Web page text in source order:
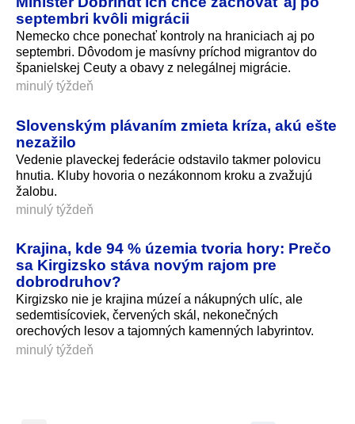
septembri kvôli migrácii
Nemecko chce ponechať kontroly na hraniciach aj po
septembri. Dôvodom je masívny príchod migrantov do
španielskej Ceuty a obavy z nelegálnej migrácie.
minulý týždeň
Slovenským plávaním zmieta kríza, akú ešte
nezažilo
Vedenie plaveckej federácie odstavilo takmer polovicu
hnutia. Kluby hovoria o nezákonnom kroku a zvažujú
žalobu.
minulý týždeň
Krajina, kde 94 % územia tvoria hory: Prečo
sa Kirgizsko stáva novým rajom pre
dobrodruhov?
Kirgizsko nie je krajina múzeí a nákupných ulíc, ale
sedemtisícoviek, červených skál, nekonečných
orechových lesov a tajomných kamenných labyrintov.
minulý týždeň